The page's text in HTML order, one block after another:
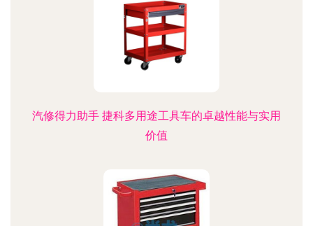
汽修得力助手 捷科多用途工具车的卓越性能与实用
价值